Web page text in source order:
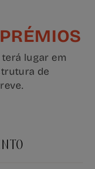
terá lugar em
de